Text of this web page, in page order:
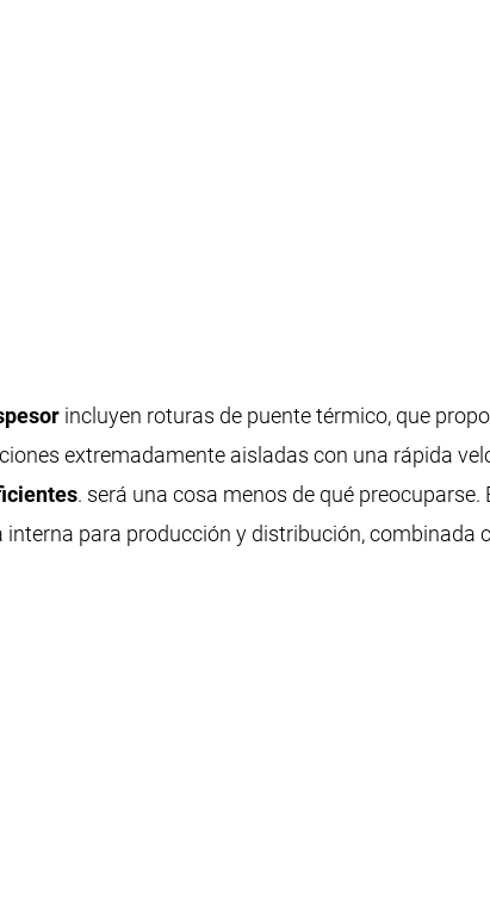
incluyen roturas de puente térmico, que
extremadamente aisladas con una rápida
. será una cosa menos de qué
para producción y distribución, combinada